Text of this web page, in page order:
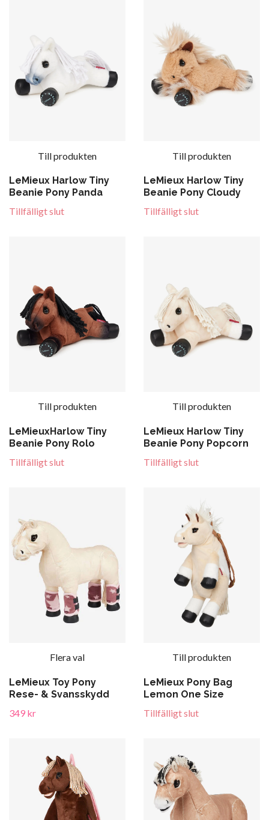
Till produkten
LeMieux Harlow Tiny
Beanie Pony Panda
Tillfälligt slut
Till produkten
LeMieux Harlow Tiny
Beanie Pony Cloudy
Tillfälligt slut
Till produkten
LeMieuxHarlow Tiny
Beanie Pony Rolo
Tillfälligt slut
Till produkten
LeMieux Harlow Tiny
Beanie Pony Popcorn
Tillfälligt slut
Flera val
LeMieux Toy Pony
Rese- & Svansskydd
349 kr
Till produkten
LeMieux Pony Bag
Lemon One Size
Tillfälligt slut